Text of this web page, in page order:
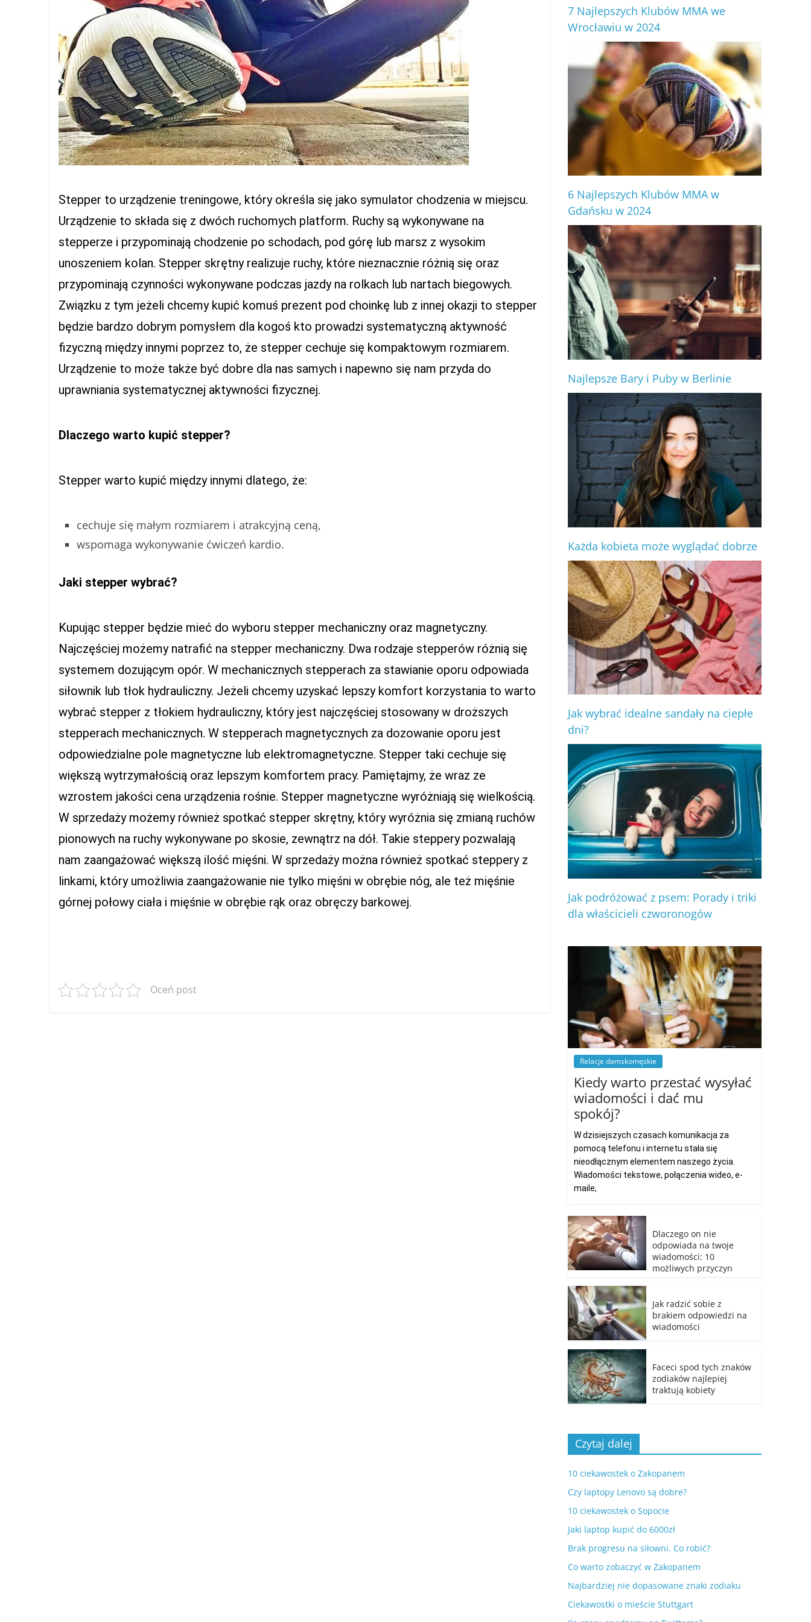
Stepper to urządzenie treningowe, który określa się jako symulator chodzenia w miejscu.
Urządzenie to składa się z dwóch ruchomych platform. Ruchy są wykonywane na
stepperze i przypominają chodzenie po schodach, pod górę lub marsz z wysokim
unoszeniem kolan. Stepper skrętny realizuje ruchy, które nieznacznie różnią się oraz
przypominają czynności wykonywane podczas jazdy na rolkach lub nartach biegowych.
Związku z tym jeżeli chcemy kupić komuś prezent pod choinkę lub z innej okazji to stepper
będzie bardzo dobrym pomysłem dla kogoś kto prowadzi systematyczną aktywność
fizyczną między innymi poprzez to, że stepper cechuje się kompaktowym rozmiarem.
Urządzenie to może także być dobre dla nas samych i napewno się nam przyda do
uprawniania systematycznej aktywności fizycznej.
Dlaczego warto kupić stepper?
Stepper warto kupić między innymi dlatego, że:
cechuje się małym rozmiarem i atrakcyjną ceną,
wspomaga wykonywanie ćwiczeń kardio.
Jaki stepper wybrać?
Kupując stepper będzie mieć do wyboru stepper mechaniczny oraz magnetyczny.
Najczęściej możemy natrafić na stepper mechaniczny. Dwa rodzaje stepperów różnią się
systemem dozującym opór. W mechanicznych stepperach za stawianie oporu odpowiada
siłownik lub tłok hydrauliczny. Jeżeli chcemy uzyskać lepszy komfort korzystania to warto
wybrać stepper z tłokiem hydrauliczny, który jest najczęściej stosowany w droższych
stepperach mechanicznych. W stepperach magnetycznych za dozowanie oporu jest
odpowiedzialne pole magnetyczne lub elektromagnetyczne. Stepper taki cechuje się
większą wytrzymałością oraz lepszym komfortem pracy. Pamiętajmy, że wraz ze
wzrostem jakości cena urządzenia rośnie. Stepper magnetyczne wyróżniają się wielkością.
W sprzedaży możemy również spotkać stepper skrętny, który wyróżnia się zmianą ruchów
pionowych na ruchy wykonywane po skosie, zewnątrz na dół. Takie steppery pozwalają
nam zaangażować większą ilość mięśni. W sprzedaży można również spotkać steppery z
linkami, który umożliwia zaangażowanie nie tylko mięśni w obrębie nóg, ale też mięśnie
górnej połowy ciała i mięśnie w obrębie rąk oraz obręczy barkowej.
Oceń post
7 Najlepszych Klubów MMA we
Wrocławiu w 2024
6 Najlepszych Klubów MMA w
Gdańsku w 2024
Najlepsze Bary i Puby w Berlinie
Każda kobieta może wyglądać dobrze
Jak wybrać idealne sandały na ciepłe
dni?
Jak podróżować z psem: Porady i triki
dla właścicieli czworonogów
Relacje damskomęskie
Kiedy warto przestać wysyłać
wiadomości i dać mu
spokój?
W dzisiejszych czasach komunikacja za
pomocą telefonu i internetu stała się
nieodłącznym elementem naszego życia.
Wiadomości tekstowe, połączenia wideo, e-
maile,
Dlaczego on nie
odpowiada na twoje
wiadomości: 10
możliwych przyczyn
Jak radzić sobie z
brakiem odpowiedzi na
wiadomości
Faceci spod tych znaków
zodiaków najlepiej
traktują kobiety
Czytaj dalej
10 ciekawostek o Zakopanem
Czy laptopy Lenovo są dobre?
10 ciekawostek o Sopocie
Jaki laptop kupić do 6000zł
Brak progresu na siłowni. Co robić?
Co warto zobaczyć w Zakopanem
Najbardziej nie dopasowane znaki zodiaku
Ciekawostki o mieście Stuttgart